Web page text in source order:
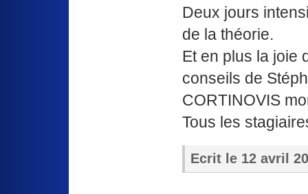
Deux jours
de la théorie.
Et en plus la joie
conseils de
CORTINOVIS
Tous les
Ecrit le 12 avril